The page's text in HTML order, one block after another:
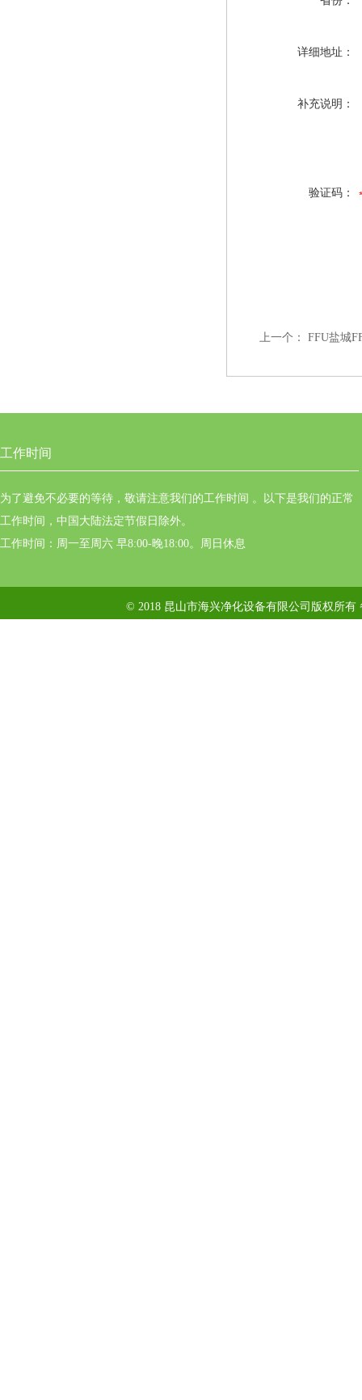
详细地址：
补充说明：
验证码：
上一个： FFU盐城
工作时间
为了避免不必要的等待，敬请注意我们的工作时间 。以下是我们的正常
工作时间，中国大陆法定节假日除外。
工作时间：周一至周六 早8:00-晚18:00。周日休息
© 2018 昆山市海兴净化设备有限公司版权所有